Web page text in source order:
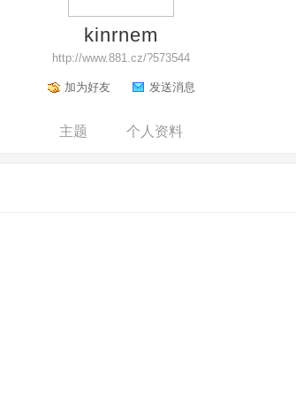
kinrnem
http://www.881.cz/?573544
加为好友 发送消息
主题 个人资料